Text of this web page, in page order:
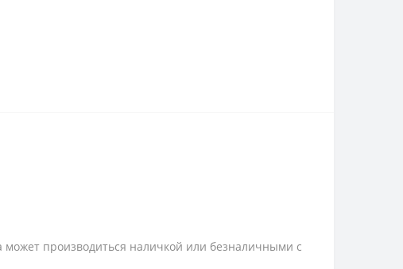
производиться наличкой или безналичными с